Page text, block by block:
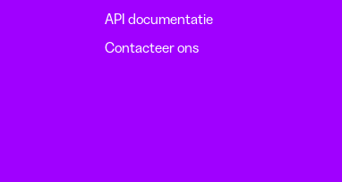
API documentatie
Contacteer ons